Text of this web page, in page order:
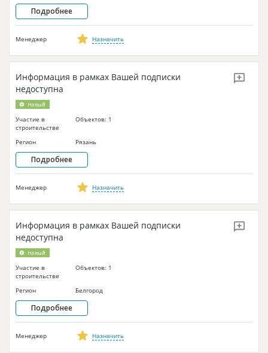
Подробнее
Менеджер Назначить
Новый
Информация в рамках Вашей подписки
недоступна
Участие в
строительстве
Объектов: 1
Регион Рязань
Подробнее
Менеджер Назначить
Новый
Информация в рамках Вашей подписки
недоступна
Участие в
строительстве
Объектов: 1
Регион Белгород
Подробнее
Менеджер Назначить